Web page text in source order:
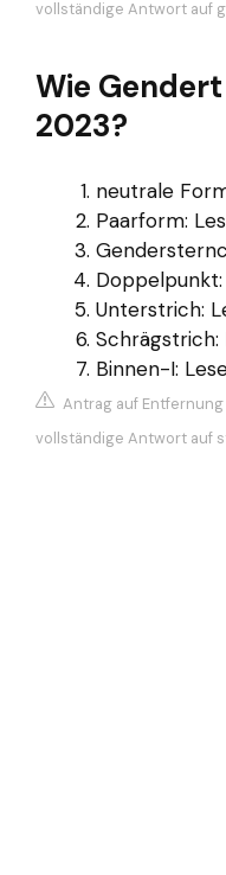
vollständige Antwort auf
Wie
2023?
neutrale
Paarform:
Doppelpunkt:
Unterstrich:
Binnen-I:
Antrag auf
vollständige Antwort auf